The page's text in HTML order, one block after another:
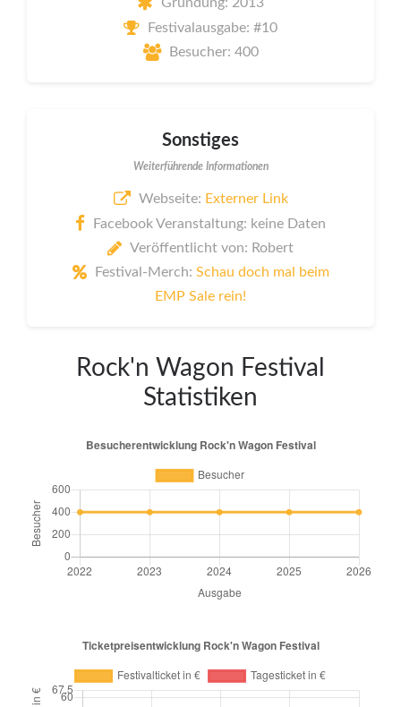
Festivalausgabe: #10
Besucher: 400
Sonstiges
Weiterführende Informationen
Webseite: Externer Link
Facebook Veranstaltung: keine Daten
Veröffentlicht von: Robert
Festival-Merch: Schau doch mal beim
EMP Sale rein!
Rock'n Wagon Festival
Statistiken